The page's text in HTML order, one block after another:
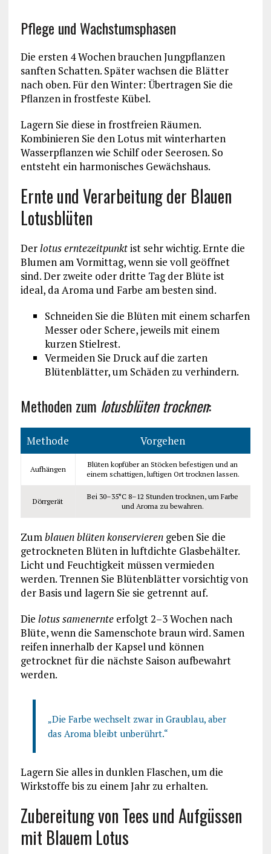
Pflege und Wachstumsphasen
Die ersten 4 Wochen brauchen Jungpflanzen
sanften Schatten. Später wachsen die Blätter
nach oben. Für den Winter: Übertragen Sie die
Pflanzen in frostfeste Kübel.
Lagern Sie diese in frostfreien Räumen.
Kombinieren Sie den Lotus mit winterharten
Wasserpflanzen wie Schilf oder Seerosen. So
entsteht ein harmonisches Gewächshaus.
Ernte und Verarbeitung der Blauen
Lotusblüten
Derlotus erntezeitpunktist sehr wichtig. Ernte die
Blumen am Vormittag, wenn sie voll geöffnet
sind. Der zweite oder dritte Tag der Blüte ist
ideal, da Aroma und Farbe am besten sind.
Schneiden Sie die Blüten mit einem scharfen
Messer oder Schere, jeweils mit einem
kurzen Stielrest.
Vermeiden Sie Druck auf die zarten
Blütenblätter, um Schäden zu verhindern.
Methoden zum lotusblüten trocknen:
Methode Vorgehen
Aufhängen
Blüten kopfüber an Stöcken befestigen und an
einem schattigen, luftigen Ort trocknen lassen.
Dörrgerät
Bei 30–35°C 8–12 Stunden trocknen, um Farbe
und Aroma zu bewahren.
Zum blauen blüten konservierengeben Sie die
getrockneten Blüten in luftdichte Glasbehälter.
Licht und Feuchtigkeit müssen vermieden
werden. Trennen Sie Blütenblätter vorsichtig von
der Basis und lagern Sie sie getrennt auf.
Die lotus samenernteerfolgt 2–3 Wochen nach
Blüte, wenn die Samenschote braun wird. Samen
reifen innerhalb der Kapsel und können
getrocknet für die nächste Saison aufbewahrt
werden.
„Die Farbe wechselt zwar in Graublau, aber
das Aroma bleibt unberührt.“
Lagern Sie alles in dunklen Flaschen, um die
Wirkstoffe bis zu einem Jahr zu erhalten.
Zubereitung von Tees und Aufgüssen
mit Blauem Lotus